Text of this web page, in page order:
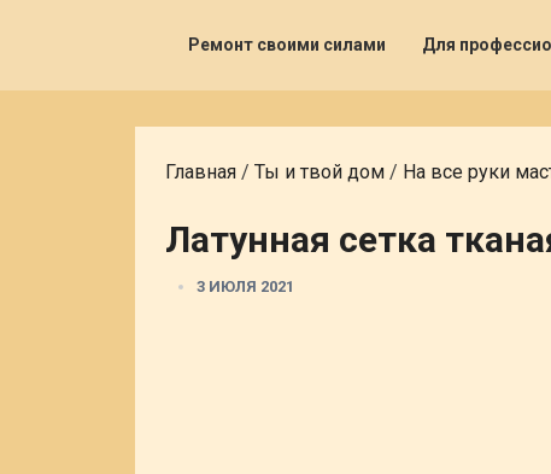
Ремонт своими силами Для
Главная / Ты и твой дом / На все руки
Латунная сетка
3 ИЮЛЯ 2021